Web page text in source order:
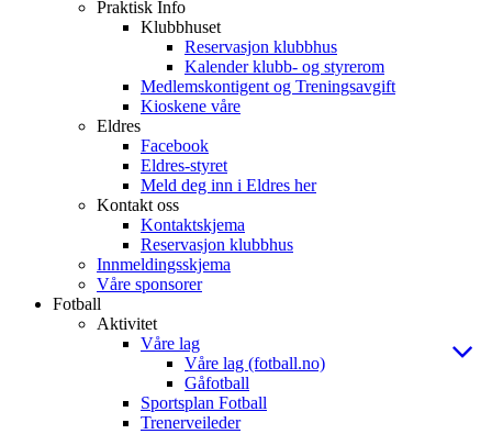
Praktisk Info
Klubbhuset
Reservasjon klubbhus
Kalender klubb- og styrerom
Medlemskontigent og Treningsavgift
Kioskene våre
Eldres
Facebook
Eldres-styret
Meld deg inn i Eldres her
Kontakt oss
Kontaktskjema
Reservasjon klubbhus
Innmeldingsskjema
Våre sponsorer
Fotball
Aktivitet
Våre lag
Våre lag (fotball.no)
Gåfotball
Sportsplan Fotball
Trenerveileder